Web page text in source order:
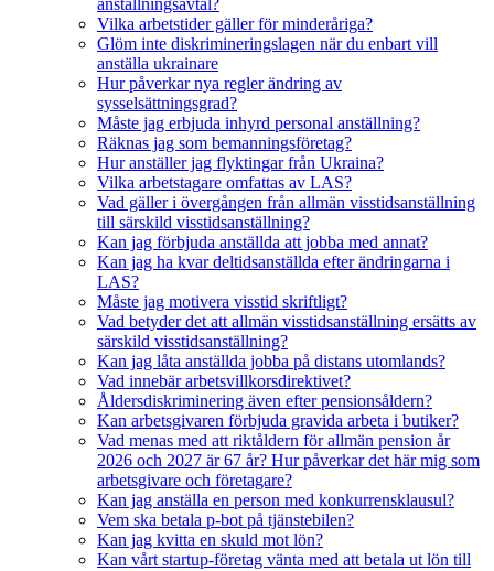
Vilka arbetstider gäller för minderåriga?
Glöm inte diskrimineringslagen när du enbart vill
anställa ukrainare
Hur påverkar nya regler ändring av
sysselsättningsgrad?
Måste jag erbjuda inhyrd personal anställning?
Räknas jag som bemanningsföretag?
Hur anställer jag flyktingar från Ukraina?
Vilka arbetstagare omfattas av LAS?
Vad gäller i övergången från allmän visstidsanställning
till särskild visstidsanställning?
Kan jag förbjuda anställda att jobba med annat?
Kan jag ha kvar deltidsanställda efter ändringarna i
LAS?
Måste jag motivera visstid skriftligt?
Vad betyder det att allmän visstidsanställning ersätts av
särskild visstidsanställning?
Kan jag låta anställda jobba på distans utomlands?
Vad innebär arbetsvillkorsdirektivet?
Åldersdiskriminering även efter pensionsåldern?
Kan arbetsgivaren förbjuda gravida arbeta i butiker?
Vad menas med att riktåldern för allmän pension år
2026 och 2027 är 67 år? Hur påverkar det här mig som
arbetsgivare och företagare?
Kan jag anställa en person med konkurrensklausul?
Vem ska betala p-bot på tjänstebilen?
Kan jag kvitta en skuld mot lön?
Kan vårt startup-företag vänta med att betala ut lön till